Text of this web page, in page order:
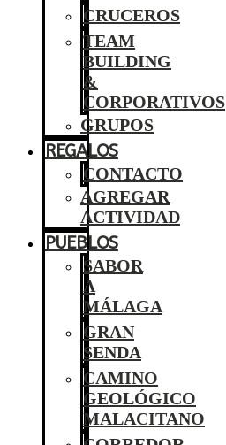
CRUCEROS
TEAM
BUILDING
&
CORPORATIVOS
GRUPOS
REGALOS
CONTACTO
AGREGAR
ACTIVIDAD
PUEBLOS
SABOR
A
MÁLAGA
GRAN
SENDA
CAMINO
GEOLÓGICO
MALACITANO